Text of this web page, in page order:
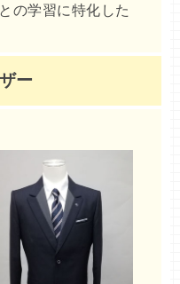
の学習に特化した
ー